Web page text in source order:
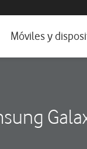
e idioma
Móviles y
Ver todos